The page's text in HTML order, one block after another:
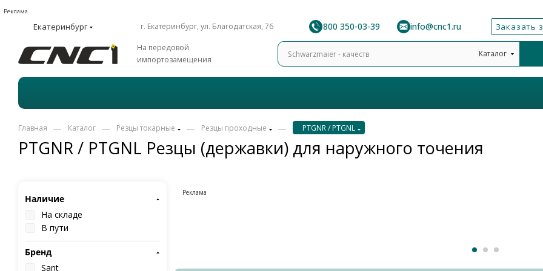
Реклама
Екатеринбург г. Екатеринбург, ул. Благодатская, 76 8 800 350-03-39 info@cnc1.ru Заказать
На передовой
импортозамещения
Каталог
PTGNR / PTGNL Резцы (державки) для наружного точения
Главная — Каталог — Резцы токарные — Резцы проходные — PTGNR / PTGNL
Реклама
Наличие
На складе
В пути
Бренд
Sant